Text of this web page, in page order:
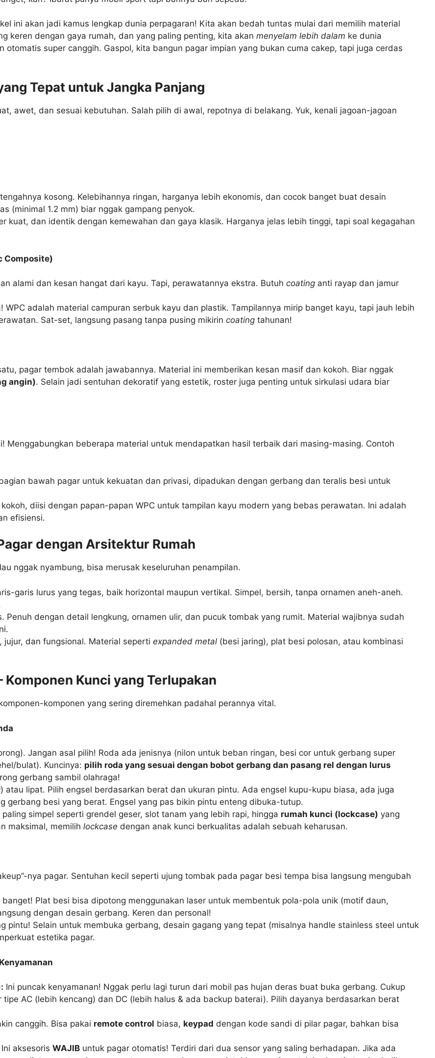
ini akan jadi kamus lengkap dunia perpagaran! Kita akan bedah tuntas mulai dari memilih material
keren dengan gaya rumah, dan yang paling penting, kita akan menyelam lebih dalam ke dunia
otomatis super canggih. Gaspol, kita bangun pagar impian yang bukan cuma cakep, tapi juga cerdas
Tepat untuk Jangka Panjang
awet, dan sesuai kebutuhan. Salah pilih di awal, repotnya di belakang. Yuk, kenali jagoan-jagoan
kosong. Kelebihannya ringan, harganya lebih ekonomis, dan cocok banget buat desain
(minimal 1.2 mm) biar nggak gampang penyok.
kuat, dan identik dengan kemewahan dan gaya klasik. Harganya jelas lebih tinggi, tapi soal kegagahan
Composite)
alami dan kesan hangat dari kayu. Tapi, perawatannya ekstra. Butuhcoating anti rayap dan jamur
WPC adalah material campuran serbuk kayu dan plastik. Tampilannya mirip banget kayu, tapi jauh lebih
Sat-set, langsung pasang tanpa pusing mikirincoating tahunan!
pagar tembok adalah jawabannya. Material ini memberikan kesan masif dan kokoh. Biar nggak
angin). Selain jadi sentuhan dekoratif yang estetik, roster juga penting untuk sirkulasi udara biar
Menggabungkan beberapa material untuk mendapatkan hasil terbaik dari masing-masing. Contoh
bawah pagar untuk kekuatan dan privasi, dipadukan dengan gerbang dan teralis besi untuk
diisi dengan papan-papan WPC untuk tampilan kayu modern yang bebas perawatan. Ini adalah
efisiensi.
dengan Arsitektur Rumah
nggak nyambung, bisa merusak keseluruhan penampilan.
garis lurus yang tegas, baik horizontal maupun vertikal. Simpel, bersih, tanpa ornamen aneh-aneh.
Penuh dengan detail lengkung, ornamen ulir, dan pucuk tombak yang rumit. Material wajibnya sudah
, jujur, dan fungsional. Material sepertiexpanded metal (besi jaring), plat besi polosan, atau kombinasi
Kunci yang Terlupakan
komponen yang sering diremehkan padahal perannya vital.
Jangan asal pilih! Roda ada jenisnya (nilon untuk beban ringan, besi cor untuk gerbang super
bulat). Kuncinya: pilih roda yang sesuai dengan bobot gerbang dan pasang rel dengan lurus
gerbang sambil olahraga!
) atau lipat. Pilih engsel berdasarkan berat dan ukuran pintu. Ada engsel kupu-kupu biasa, ada juga
gerbang besi yang berat. Engsel yang pas bikin pintu enteng dibuka-tutup.
paling simpel seperti grendel geser, slot tanam yang lebih rapi, hingga rumah kunci (lockcase) yang
maksimal, memilihlockcase dengan anak kunci berkualitas adalah sebuah keharusan.
nya pagar. Sentuhan kecil seperti ujung tombak pada pagar besi tempa bisa langsung mengubah
banget! Plat besi bisa dipotong menggunakan laser untuk membentuk pola-pola unik (motif daun,
dengan desain gerbang. Keren dan personal!
pintu! Selain untuk membuka gerbang, desain gagang yang tepat (misalnya handle stainless steel untuk
estetika pagar.
Ini puncak kenyamanan! Nggak perlu lagi turun dari mobil pas hujan deras buat buka gerbang. Cukup
AC (lebih kencang) dan DC (lebih halus & ada backup baterai). Pilih dayanya berdasarkan berat
canggih. Bisa pakai remote control biasa, keypad dengan kode sandi di pilar pagar, bahkan bisa
Ini aksesorisWAJIB untuk pagar otomatis! Terdiri dari dua sensor yang saling berhadapan. Jika ada